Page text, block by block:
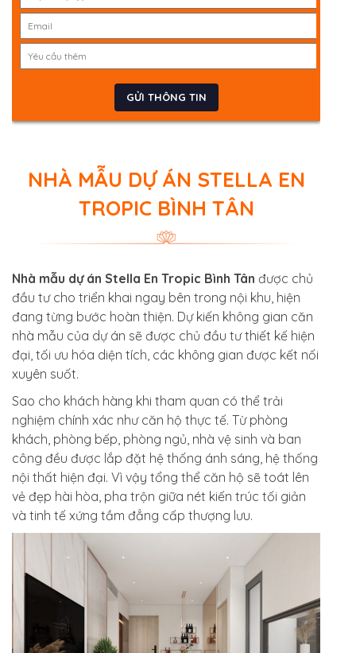
NHÀ MẪU DỰ ÁN STELLA EN
TROPIC BÌNH TÂN
Nhà mẫu dự án Stella En Tropic Bình Tân được chủ
đầu tư cho triển khai ngay bên trong nội khu, hiện
đang từng bước hoàn thiện. Dự kiến không gian căn
nhà mẫu của dự án sẽ được chủ đầu tư thiết kế hiện
đại, tối ưu hóa diện tích, các không gian được kết nối
xuyên suốt.
Sao cho khách hàng khi tham quan có thể trải
nghiệm chính xác như căn hộ thực tế. Từ phòng
khách, phòng bếp, phòng ngủ, nhà vệ sinh và ban
công đều được lắp đặt hệ thống ánh sáng, hệ thống
nội thất hiện đại. Vì vậy tổng thể căn hộ sẽ toát lên
vẻ đẹp hài hòa, pha trộn giữa nét kiến trúc tối giản
và tinh tế xứng tầm đẳng cấp thượng lưu.